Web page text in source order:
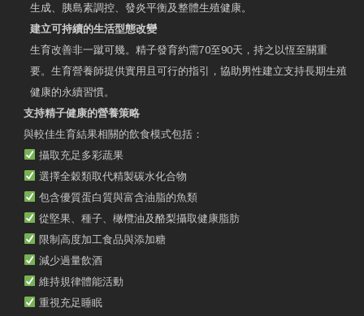
生成、胰島素調控、發炎平衡及整體生殖健康。
建立可持續的生活型態改變
生育改善非一蹴可幾。精子發育約需70至90天，持之以恆至關重
要。生育營養師提供實用且可行的指引，協助男性建立支持長期生殖
健康的永續習慣。
支持精子健康的營養策略
與較佳生育結果相關的飲食模式包括：
攝取充足多彩蔬果
選擇全穀類取代精製碳水化合物
包含優質蛋白質與富含油脂的魚類
從堅果、種子、橄欖油及酪梨攝取健康脂肪
限制高度加工食品與添加糖
減少過量飲酒
維持規律體能活動
重視充足睡眠